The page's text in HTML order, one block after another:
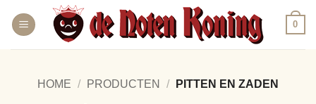
naar
0
HOME / PRODUCTEN / PITTEN EN ZADEN